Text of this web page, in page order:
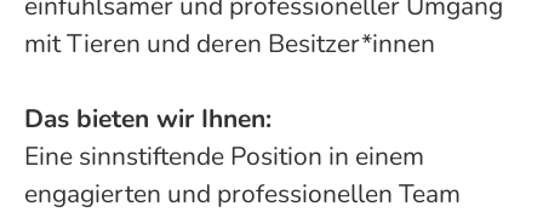
mit Tieren und deren Besitzer*innen
Das bieten wir Ihnen:
Eine sinnstiftende Position in einem
engagierten und professionellen Team